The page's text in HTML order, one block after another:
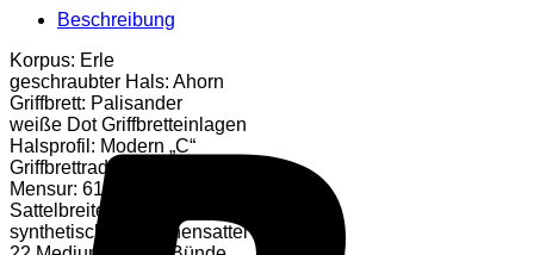
Jaguar
3TS
Menge
Beschreibung
Korpus: Erle
geschraubter Hals: Ahorn
Griffbrett: Palisander
weiße Dot Griffbretteinlagen
Halsprofil: Modern „C“
Griffbrettradius: 241 mm (9,5″)
Mensur: 610 mm (24″)
Sattelbreite: 42 mm (1,650″)
synthetischer Knochensattel